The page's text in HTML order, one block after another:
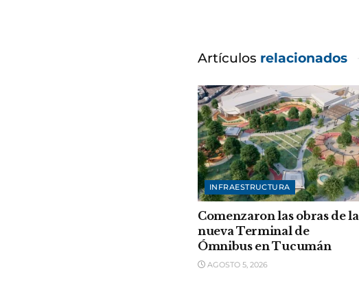
Artículos relacionados
INFRAESTRUCTURA
Comenzaron las obras de la
nueva Terminal de
Ómnibus en Tucumán
AGOSTO 5, 2026